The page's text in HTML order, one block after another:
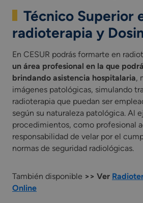
Técnico Superior
radioterapia y
En CESUR podrás formarte en
un área profesional en la que
brindando asistencia hospitalaria,
imágenes patológicas, simulando
radioterapia que puedan ser
según su naturaleza patológica. Al
procedimientos, como profesional
responsabilidad de velar por el
normas de seguridad radiológicas.
También disponible >> Ver
Online